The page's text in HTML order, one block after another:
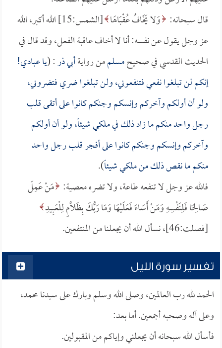
قال سبحانه: وَلا يَخَافُ عُقْبَاهَا
[الشمس:15] الله أكبر، الله
عز وجل يقول عن نفسه: أنا لا أخاف عاقبة الفعل، وقد قال في
الحديث القدسي في صحيحمسلممن روايةأبي ذر: (يا عبادي!
إنكم لن تبلغوا نفعي فتنفعوني، ولن تبلغوا ضري فتضروني،
ولو أن أولكم وآخركم وإنسكم وجنكم كانوا على أتقى قلب
رجل واحد منكم ما زاد ذلك في ملكي شيئاً، ولو أن أولكم
وآخركم وإنسكم وجنكم كانوا على أفجر قلب رجل واحد
منكم ما نقص ذلك من ملكي شيئاً).
فالله عز وجل لا تنفعه طاعة، ولا تضره معصية: مَنْ عَمِلَ
صَالِحًا فَلِنَفْسِهِ وَمَنْ أَسَاءَ فَعَلَيْهَا وَمَا رَبُّكَ بِظَلَّامٍ لِلْعَبِيدِ
[فصلت:46]، نسأل الله أن يجعلنا من المنتفعين.
تفسير سورة الليل
الحمد لله رب العالمين، وصلى الله وسلم وبارك على سيدنا محمد،
وعلى آله وصحبه أجمعين. أما بعد:
فأسأل الله سبحانه أن يجعلني وإياكم من المقبولين.